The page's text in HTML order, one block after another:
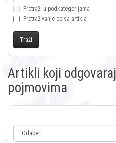
Pretraži u podkategorijama
Pretraživanje opisa artikla
Artikli koji
pojmovima